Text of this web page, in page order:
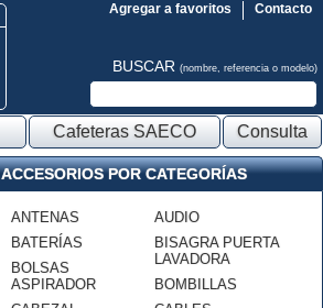
Contacto
Agregar a favoritos
BUSCAR (nombre, referencia o modelo)
Cafeteras SAECO Consulta
ACCESORIOS POR CATEGORÍAS
ANTENAS
BATERÍAS
BOLSAS
ASPIRADOR
AUDIO
BISAGRA PUERTA
LAVADORA
BOMBILLAS